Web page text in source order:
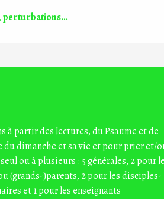
perturbations...
à partir des lectures, du Psaume et de
du dimanche et sa vie et pour prier et/
ou à plusieurs : 5 générales, 2 pour
(grands-)parents, 2 pour les disciples-
et 1 pour les enseignants